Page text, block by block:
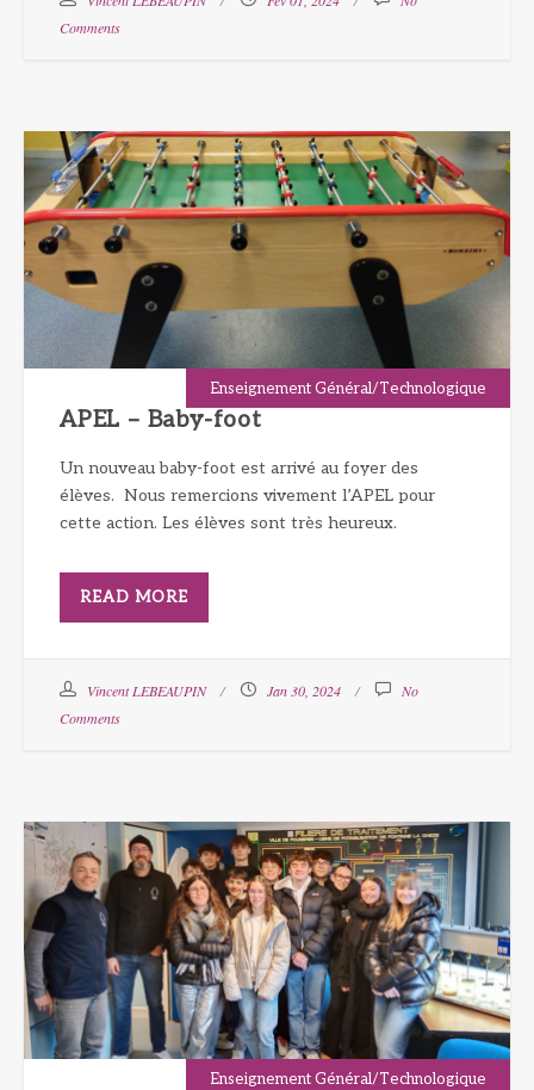
Comments
Enseignement Général/Technologique
APEL – Baby-foot
Un nouveau baby-foot est arrivé au foyer des
élèves. Nous remercions vivement l’APEL pour
cette action. Les élèves sont très heureux.
READ MORE
Vincent LEBEAUPIN Jan 30, 2024
No
Comments
Enseignement Général/Technologique